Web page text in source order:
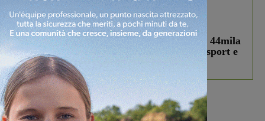
In vetrina 3 Agosto 2026
Estra Notizie agosto: Smart Cities, oltre 44mila
studenti coinvolti, torna il bando per lo sport e
debutta il podcast Estrair